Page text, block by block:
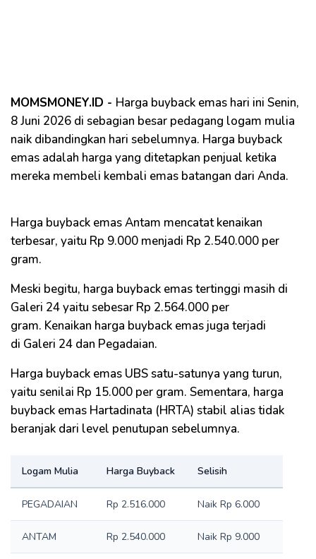
MOMSMONEY.ID - Harga buyback emas hari ini Senin,
8 Juni 2026 di sebagian besar pedagang logam mulia
naik dibandingkan hari sebelumnya. Harga buyback
emas adalah harga yang ditetapkan penjual ketika
mereka membeli kembali emas batangan dari Anda.
Harga buyback emas Antam mencatat kenaikan
terbesar, yaitu Rp 9.000 menjadi Rp 2.540.000 per
gram.
Meski begitu, harga buyback emas tertinggi masih di
Galeri 24 yaitu sebesar Rp 2.564.000 per
gram. Kenaikan harga buyback emas juga terjadi
di Galeri 24 dan Pegadaian.
Harga buyback emas UBS satu-satunya yang turun,
yaitu senilai Rp 15.000 per gram. Sementara, harga
buyback emas Hartadinata (HRTA) stabil alias tidak
beranjak dari level penutupan sebelumnya.
Logam Mulia Harga Buyback Selisih
PEGADAIAN Rp 2.516.000 Naik Rp 6.000
ANTAM Rp 2.540.000 Naik Rp 9.000